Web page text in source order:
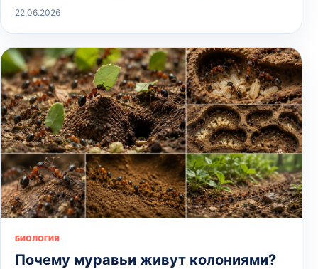
22.06.2026
БИОЛОГИЯ
Почему муравьи живут колониями?